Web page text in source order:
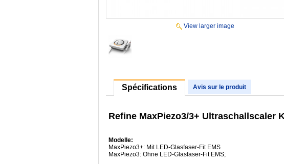
View larger image
Spécifications Avis sur le produit
Refine MaxPiezo3/3+ Ultraschallscaler
Modelle:
MaxPiezo3+: Mit LED-Glasfaser-Fit EMS
MaxPiezo3: Ohne LED-Glasfaser-Fit EMS;